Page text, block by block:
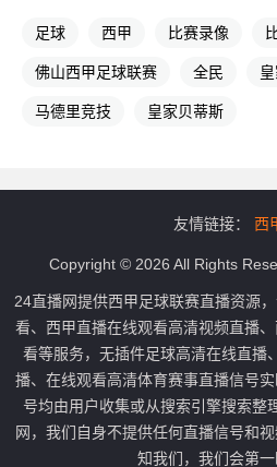
足球 西甲 比赛录像
佛山西甲足球联赛 全民
马德里竞技 皇家贝蒂斯
友情链接： 西
Copyright © 2026 All Rights
24直播网提供西甲足球联赛直播资源
看、西甲直播在线观看高清视频直播
看等服务，无插件足球高清在线直播
播、在线观看高清体育赛事直播信号
号均由用户收集或从搜索引擎搜索整
网，我们自身不提供任何直播信号和
知我们，我们会第一